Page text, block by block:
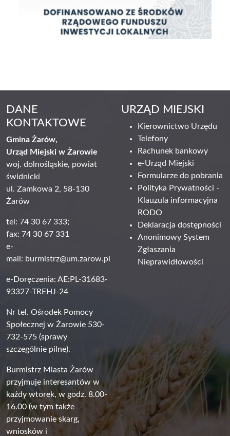
DANE
KONTAKTOWE
Gmina Żarów,
Urząd Miejski w Żarowie
woj. dolnośląskie, powiat
świdnicki
ul. Zamkowa 2, 58-130
Żarów
tel: 74 30 67 333;
fax: 74 30 67 331
e-
mail: burmistrz@um.zarow.pl
e-Doręczenia: AE:PL-31683-
93327-TREHJ-24
Nr tel. Ośrodek Pomocy
Społecznej w Żarowie 530-
732-575 (sprawy
szczególnie pilne).
Burmistrz Miasta Żarów
przyjmuje interesantów w
każdy wtorek, w godz. 8.00-
16.00 (w tym także
przyjmowanie skarg,
wniosków i
URZĄD MIEJSKI
Kierownictwo Urzędu
Telefony
Rachunek bankowy
e-Urząd Miejski
Formularze do pobrania
Polityka Prywatności -
Klauzula informacyjna
RODO
Deklaracja dostępności
Anonimowy System
Zgłaszania
Nieprawidłowości